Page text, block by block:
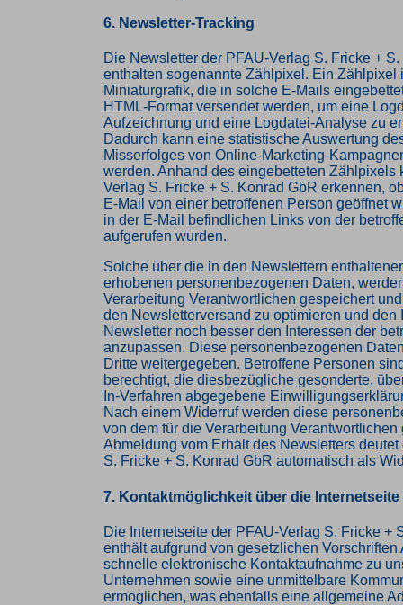
6. Newsletter-Tracking
Die Newsletter der PFAU-Verlag S. Fricke +
enthalten sogenannte Zählpixel. Ein Zählpixel
Miniaturgrafik, die in solche E-Mails
HTML-Format versendet werden, um eine
Aufzeichnung und eine Logdatei-Analyse zu
Dadurch kann eine statistische Auswertung
Misserfolges von Online-Marketing-
werden. Anhand des eingebetteten Zählpixels
Verlag S. Fricke + S. Konrad GbR erkennen,
E-Mail von einer betroffenen Person geöffnet
in der E-Mail befindlichen Links von der
aufgerufen wurden.
Solche über die in den Newslettern
erhobenen personenbezogenen Daten,
Verarbeitung Verantwortlichen gespeichert
den Newsletterversand zu optimieren und den
Newsletter noch besser den Interessen der
anzupassen. Diese personenbezogenen
Dritte weitergegeben. Betroffene Personen
berechtigt, die diesbezügliche gesonderte,
In-Verfahren abgegebene
Nach einem Widerruf werden diese
von dem für die Verarbeitung Verantwortlichen
Abmeldung vom Erhalt des Newsletters
S. Fricke + S. Konrad GbR automatisch als
7. Kontaktmöglichkeit über die Internetseite
Die Internetseite der PFAU-Verlag S. Fricke +
enthält aufgrund von gesetzlichen
schnelle elektronische Kontaktaufnahme zu
Unternehmen sowie eine unmittelbare
ermöglichen, was ebenfalls eine allgemeine